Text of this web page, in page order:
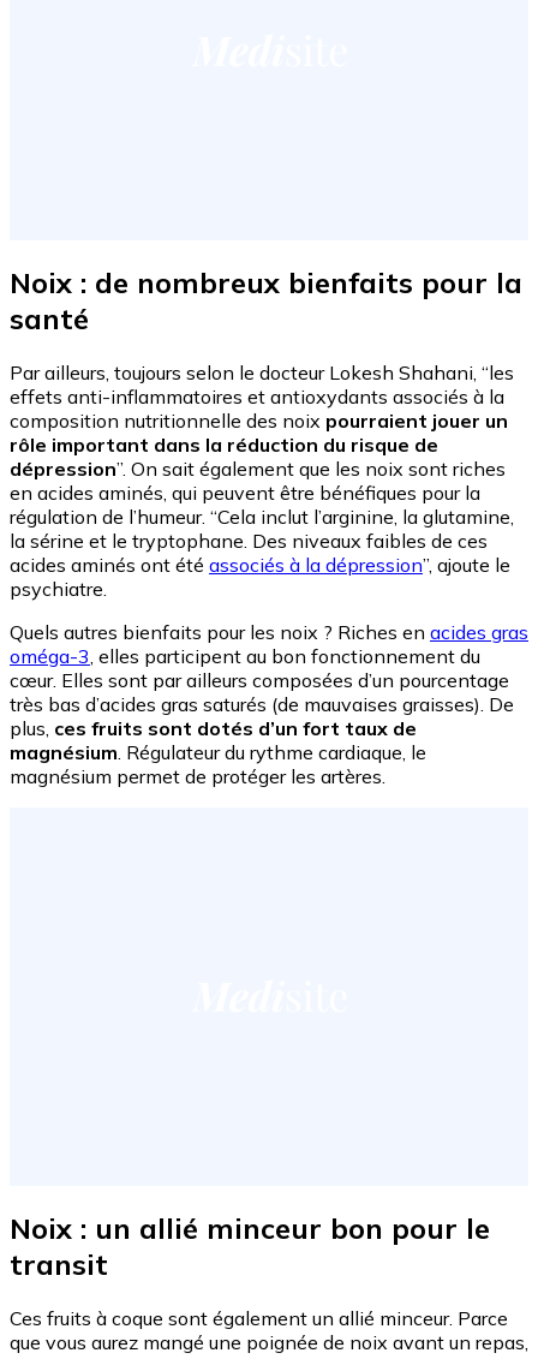
Noix : de nombreux bienfaits pour la
santé
Par ailleurs, toujours selon le docteur Lokesh Shahani, “les
effets anti-inflammatoires et antioxydants associés à la
composition nutritionnelle des noix pourraient jouer un
rôle important dans la réduction du risque de
dépression”. On sait également que les noix sont riches
en acides aminés, qui peuvent être bénéfiques pour la
régulation de l’humeur. “Cela inclut l’arginine, la glutamine,
la sérine et le tryptophane. Des niveaux faibles de ces
acides aminés ont été associés à la dépression”, ajoute le
psychiatre.
Quels autres bienfaits pour les noix ? Riches en acides gras
oméga-3 , elles participent au bon fonctionnement du
cœur. Elles sont par ailleurs composées d’un pourcentage
très bas d’acides gras saturés (de mauvaises graisses). De
plus, ces fruits sont dotés d’un fort taux de
magnésium . Régulateur du rythme cardiaque, le
magnésium permet de protéger les artères.
Noix : un allié minceur bon pour le
transit
Ces fruits à coque sont également un allié minceur. Parce
que vous aurez mangé une poignée de noix avant un repas,